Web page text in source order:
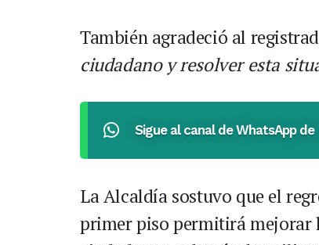
También agradeció al
ciudadano y resolver esta
Sigue al canal de WhatsApp de
La Alcaldía sostuvo que el
primer piso permitirá mejorar